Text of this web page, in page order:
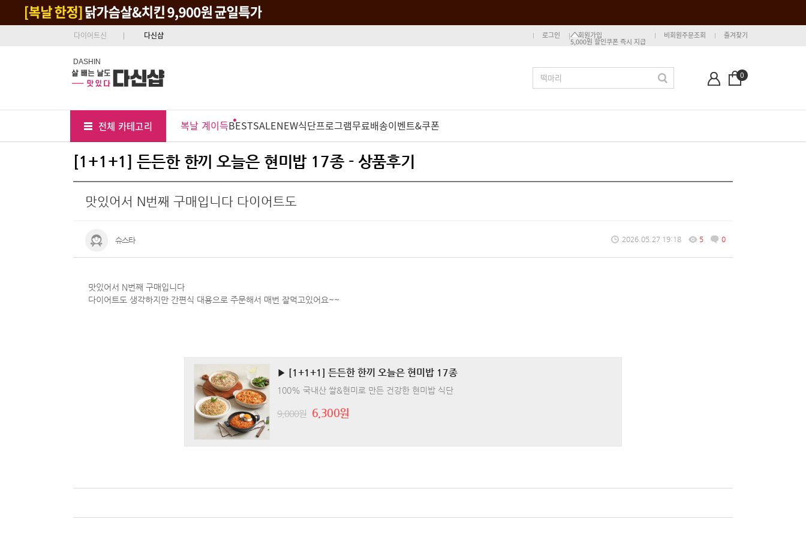
다이어트신 다신샵 로그인 회원가입
5,000원 할인쿠폰 즉시 지급
비회원주문조회 즐겨찾기
DASHIN
0
전체 카테고리 복날 계이득BESTSALENEW식단프로그램무료배송이벤트&쿠폰
[1+1+1] 든든한 한끼 오늘은 현미밥 17종 - 상품후기
맛있어서 N번째 구매입니다 다이어트도
슈스타 2026.05.27 19:18 5 0
맛있어서 N번째 구매입니다
다이어트도 생각하지만 간편식 대용으로 주문해서 매번 잘먹고있어요~~
▶ [1+1+1] 든든한 한끼 오늘은 현미밥 17종
100% 국내산 쌀&현미로 만든 건강한 현미밥 식단
9,000원 6,300원